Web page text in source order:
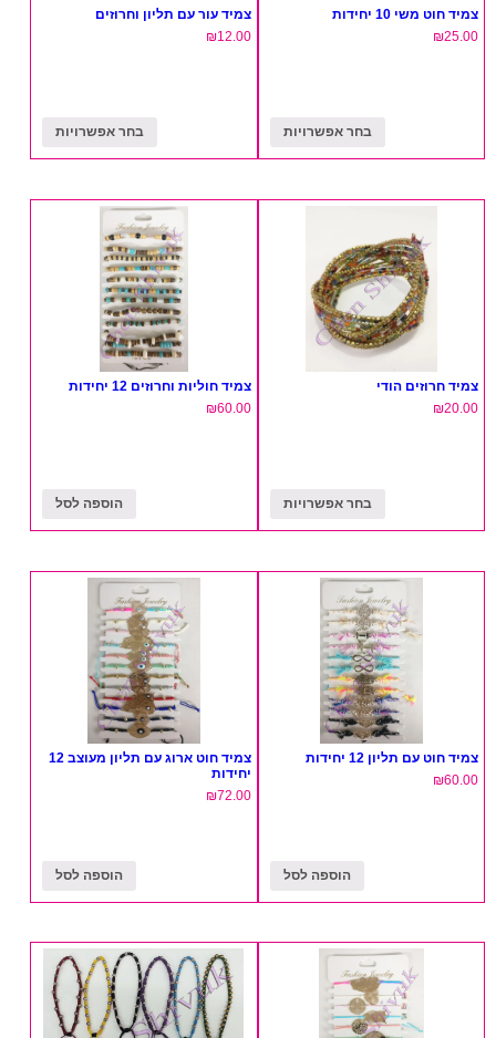
צמיד חוט משי 10 יחידות
₪25.00
בחר אפשרויות
צמיד עור עם תליון וחרוזים
₪12.00
בחר אפשרויות
צמיד חרוזים הודי
₪20.00
בחר אפשרויות
צמיד חוליות וחרוזים 12 יחידות
₪60.00
הוספה לסל
צמיד חוט עם תליון 12 יחידות
₪60.00
הוספה לסל
צמיד חוט ארוג עם תליון מעוצב 12
יחידות
₪72.00
הוספה לסל